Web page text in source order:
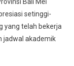
setinggi-
yang telah bekerja
jadwal akademik